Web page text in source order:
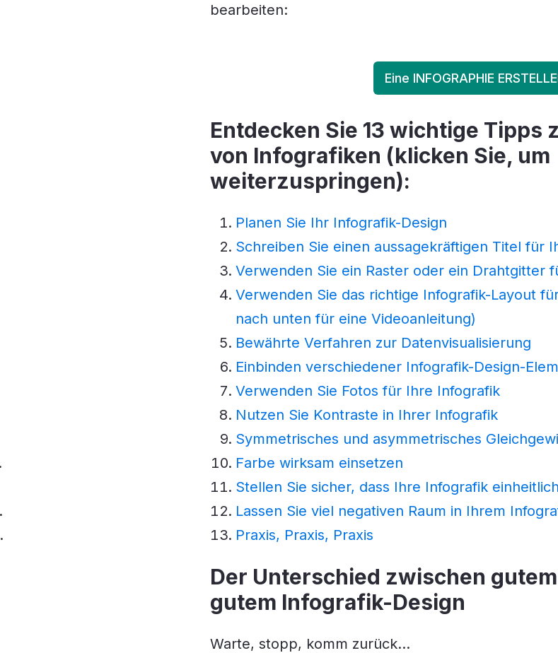
bearbeiten:
Eine INFOGRAPHIE
Entdecken Sie 13 wichtige Tipps
von Infografiken (klicken Sie, um
weiterzuspringen):
Planen Sie Ihr Infografik-Design
Schreiben Sie einen aussagekräftigen Titel für
Verwenden Sie ein Raster oder ein Drahtgitter
Verwenden Sie das richtige Infografik-Layout
nach unten für eine Videoanleitung)
Bewährte Verfahren zur Datenvisualisierung
Einbinden verschiedener Infografik-Design-
Verwenden Sie Fotos für Ihre Infografik
Nutzen Sie Kontraste in Ihrer Infografik
Symmetrisches und asymmetrisches
Farbe wirksam einsetzen
Stellen Sie sicher, dass Ihre Infografik
Lassen Sie viel negativen Raum in Ihrem
Praxis, Praxis, Praxis
Der Unterschied zwischen
gutem Infografik-Design
Warte, stopp, komm zurück…